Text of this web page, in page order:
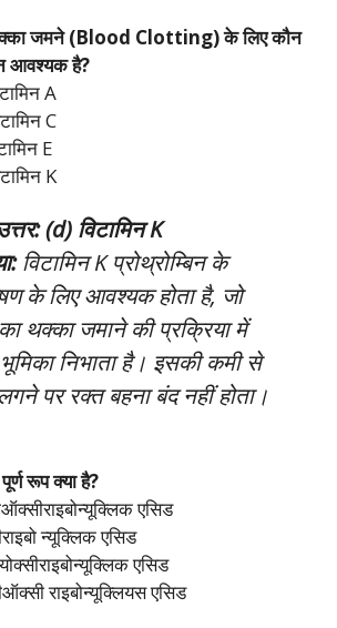
जमने (Blood Clotting) के लिए कौन
आवश्यक है?
A
C
E
K
(d) विटामिन K
विटामिन K प्रोथ्रोम्बिन के
के लिए आवश्यक होता है, जो
थक्का जमाने की प्रक्रिया में
निभाता है। इसकी कमी से
पर रक्त बहना बंद नहीं होता।
रूप क्या है?
एसिड
न्यूक्लिक एसिड
एसिड
राइबोन्यूक्लियस एसिड